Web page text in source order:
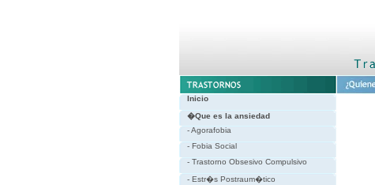
Inicio
�Que es la ansiedad
- Agorafobia
- Fobia Social
- Trastorno Obsesivo Compulsivo
- Estr�s Postraum�tico